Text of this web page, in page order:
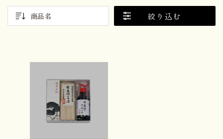
商品名 絞り込む